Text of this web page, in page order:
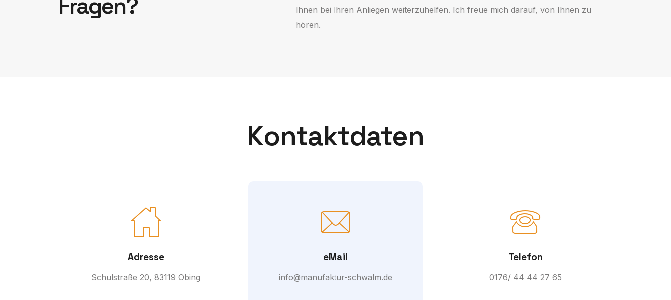
Fragen?
Ihnen bei Ihren Anliegen weiterzuhelfen. Ich freue mich darauf, von Ihnen zu
hören.
Kontaktdaten
Adresse
Schulstraße 20, 83119 Obing
eMail
info@manufaktur-schwalm.de
Telefon
0176/ 44 44 27 65